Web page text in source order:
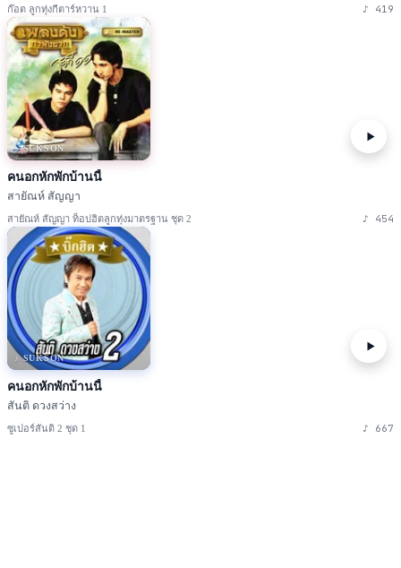
ก๊อต ลูกทุ่งกีตาร์หวาน 1 ♪ 419
♪ SUKSON
คนอกหักพักบ้านนี้
สายัณห์ สัญญา
สายัณห์ สัญญา ท็อปฮิตลูกทุ่งมาตรฐาน ชุด 2 ♪ 454
♪ SUKSON
คนอกหักพักบ้านนี้
สันติ ดวงสว่าง
ซูเปอร์สันติ 2 ชุด 1 ♪ 667